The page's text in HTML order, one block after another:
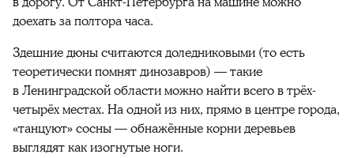
доехать за полтора часа.
Здешние дюны считаются доледниковыми (то есть
теоретически помнят динозавров) — такие
в Ленинградской области можно найти всего в трёх-
четырёх местах. На одной из них, прямо в центре города,
«танцуют» сосны — обнажённые корни деревьев
выглядят как изогнутые ноги.